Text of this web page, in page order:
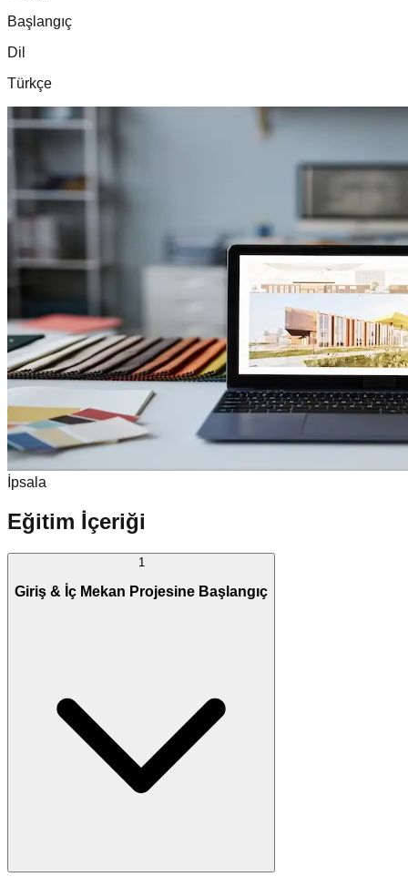
Başlangıç
Dil
Türkçe
İpsala
Eğitim İçeriği
1
Giriş & İç Mekan Projesine Başlangıç